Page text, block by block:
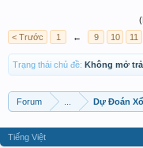
< Trước
1 ← 9 10 11
Trạng thái chủ đề: Không mở
Forum Dự Đoán
Tiếng Việt